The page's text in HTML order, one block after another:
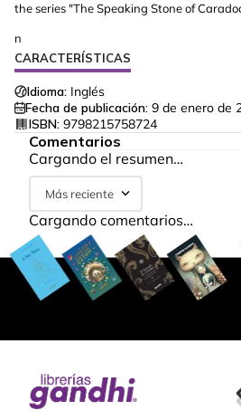
the series "The Speaking Stone of
n
CARACTERÍSTICAS
Idioma: Inglés
Fecha de publicación: 9 de enero de
ISBN: 9798215758724
Comentarios
Cargando el resumen…
Más reciente
Cargando comentarios…